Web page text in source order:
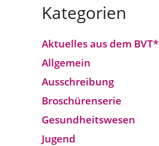
Kategorien
Aktuelles aus dem BVT*
Allgemein
Ausschreibung
Broschürenserie
Gesund­heits­wesen
Jugend